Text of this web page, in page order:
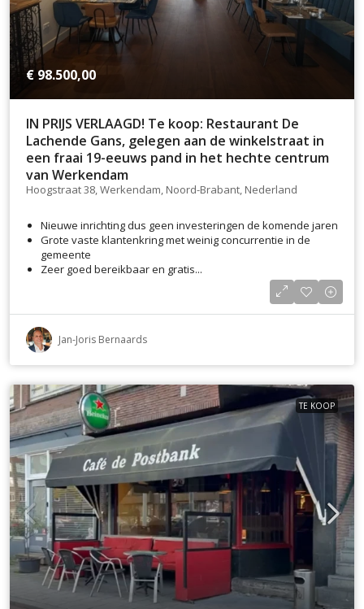
€ 98.500,00
IN PRIJS VERLAAGD! Te koop: Restaurant De
Lachende Gans, gelegen aan de winkelstraat in
een fraai 19-eeuws pand in het hechte centrum
van Werkendam
Hoogstraat 38, Werkendam, Noord-Brabant, Nederland
Nieuwe inrichting dus geen investeringen de komende jaren
Grote vaste klantenkring met weinig concurrentie in de
gemeente
Zeer goed bereikbaar en gratis...
Jan-Joris Bernaards
TE KOOP